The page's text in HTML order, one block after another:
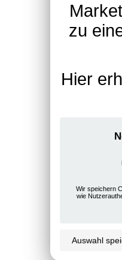
zu
Hier
Wir speichern
wie
Auswahl